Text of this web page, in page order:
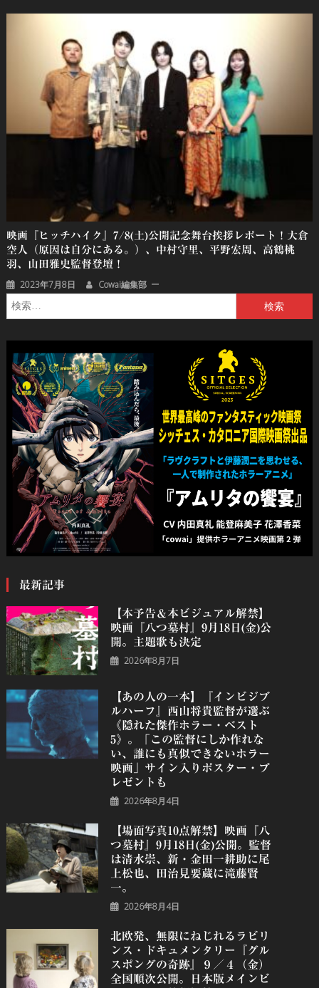
映画『ヒッチハイク』7/8(土)公開記念舞台挨拶レポート！大倉
空人（原因は自分にある。）、中村守里、平野宏周、高鶴桃
羽、山田雅史監督登壇！
2023年7月8日 Cowai編集部
索:
最新記事
【本予告＆本ビジュアル解禁】
映画『八つ墓村』9月18日(金)公
開。主題歌も決定
2026年8月7日
【あの人の一本】『インビジブ
ルハーフ』⻄⼭将貴監督が選ぶ
《隠れた傑作ホラー・ベスト
5》。「この監督にしか作れな
い、誰にも真似できないホラー
映画」サイン入りポスター・プ
レゼントも
2026年8月4日
【場面写真10点解禁】映画『八
つ墓村』9月18日(金)公開。監督
は清水崇、新・金田一耕助に尾
上松也、田治見要蔵に滝藤賢
一。
2026年8月4日
北欧発、無限にねじれるラビリ
ンス・ドキュメンタリー『グル
スポングの奇跡』９／４（金）
全国順次公開。日本版メインビ